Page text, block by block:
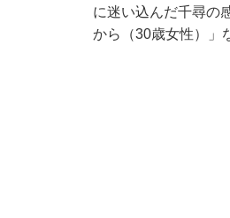
に迷い込んだ千尋の
から（30歳女性）」